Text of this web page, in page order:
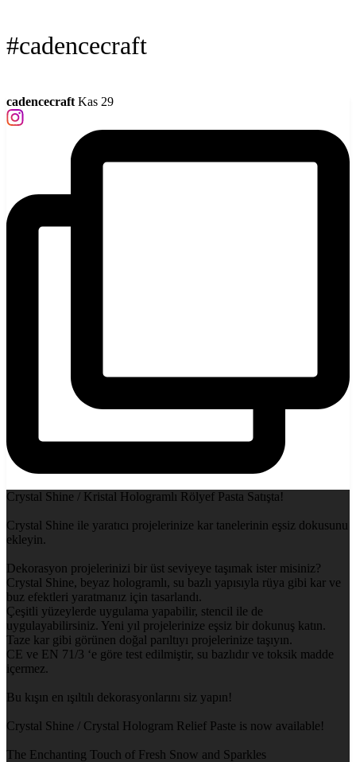
#cadencecraft
cadencecraft Kas 29
Crystal Shine / Kristal Hologramlı Rölyef Pasta Satışta!
Crystal Shine ile yaratıcı projelerinize kar tanelerinin eşsiz dokusunu
ekleyin.
Dekorasyon projelerinizi bir üst seviyeye taşımak ister misiniz?
Crystal Shine, beyaz hologramlı, su bazlı yapısıyla rüya gibi kar ve
buz efektleri yaratmanız için tasarlandı.
Çeşitli yüzeylerde uygulama yapabilir, stencil ile de
uygulayabilirsiniz. Yeni yıl projelerinize eşsiz bir dokunuş katın.
Taze kar gibi görünen doğal parıltıyı projelerinize taşıyın.
CE ve EN 71/3 ‘e göre test edilmiştir, su bazlıdır ve toksik madde
içermez.
Bu kışın en ışıltılı dekorasyonlarını siz yapın!
Crystal Shine / Crystal Hologram Relief Paste is now available!
The Enchanting Touch of Fresh Snow and Sparkles